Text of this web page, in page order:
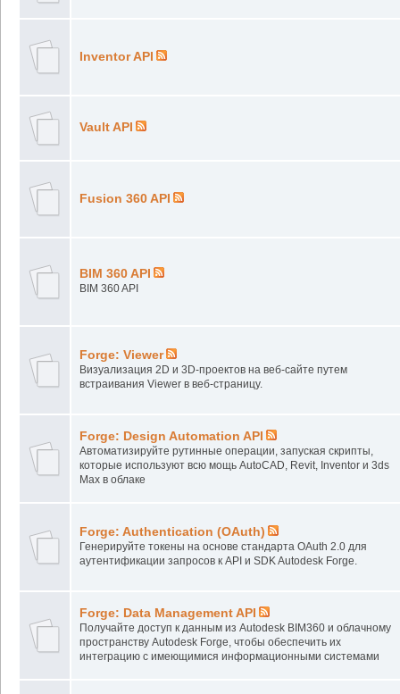
Inventor API
Vault API
Fusion 360 API
BIM 360 API
BIM 360 API
Forge: Viewer
Визуализация 2D и 3D-проектов на веб-сайте путем
встраивания Viewer в веб-страницу.
Forge: Design Automation API
Автоматизируйте рутинные операции, запуская скрипты,
которые используют всю мощь AutoCAD, Revit, Inventor и 3ds
Max в облаке
Forge: Authentication (OAuth)
Генерируйте токены на основе стандарта OAuth 2.0 для
аутентификации запросов к API и SDK Autodesk Forge.
Forge: Data Management API
Получайте доступ к данным из Autodesk BIM360 и облачному
пространству Autodesk Forge, чтобы обеспечить их
интеграцию с имеющимися информационными системами